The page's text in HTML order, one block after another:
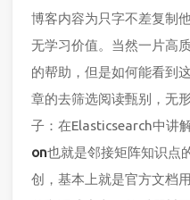
博客内容为只字不差复制
无学习价值。当然一片高
的帮助，但是如何能看到
章的去筛选阅读甄别，无
子：在Elasticsearch中讲
on也就是邻接矩阵知识点
创，基本上就是官方文档